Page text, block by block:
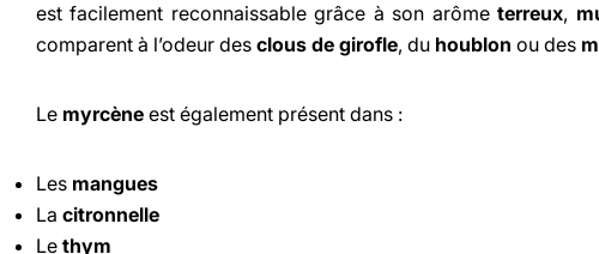
est facilement reconnaissable grâce à son arômeterreux,
comparent à l’odeur des clous de girofle, du houblon ou des
Le myrcène est également présent dans :
Les mangues
La citronnelle
Le thym